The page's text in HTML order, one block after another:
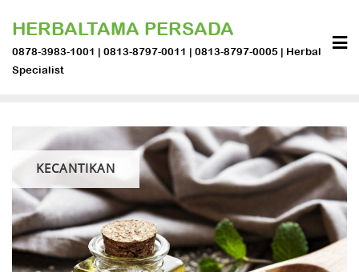
content
HERBALTAMA PERSADA
0878-3983-1001 | 0813-8797-0011 | 0813-8797-0005 | Herbal
Specialist
KECANTIKAN